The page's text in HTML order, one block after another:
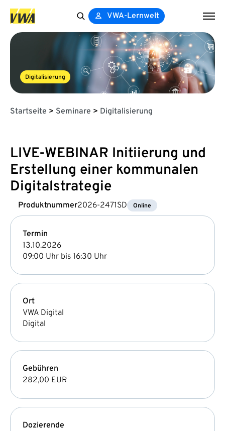
for:
VWA-Lernwelt
Digitalisierung
Startseite > Seminare > Digitalisierung
LIVE-WEBINAR Initiierung und
Erstellung einer kommunalen
Digitalstrategie
Produktnummer2026-2471SD Online
Termin
13.10.2026
09:00 Uhr bis 16:30 Uhr
Ort
VWA Digital
Digital
Gebühren
282,00 EUR
Dozierende